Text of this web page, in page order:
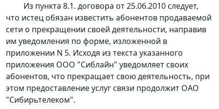
Из пункта 8.1. договора от 25.06.2010 следует,
что истец обязан известить абонентов продаваемой
сети о прекращении своей деятельности, направив
им уведомления по форме, изложенной в
приложении N 5. Исходя из текста указанного
приложения ООО "Сиблайн" уведомляет своих
абонентов, что прекращает свою деятельность, при
этом предоставление услуг связи продолжит ОАО
"Сибирьтелеком".